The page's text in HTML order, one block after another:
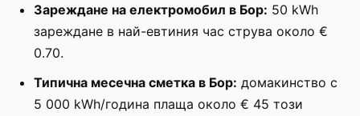
Зареждане на електромобил в Бор: 50 kWh
зареждане в най-евтиния час струва около €
0.70.
Типична месечна сметка в Бор: домакинство с
5 000 kWh/година плаща около € 45 този